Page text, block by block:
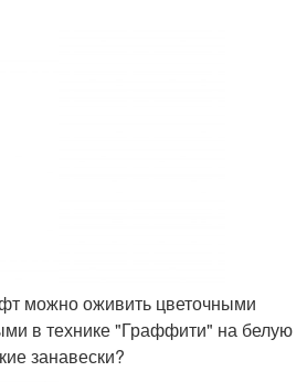
можно оживить цветочными
в технике "Граффити" на белую
занавески?